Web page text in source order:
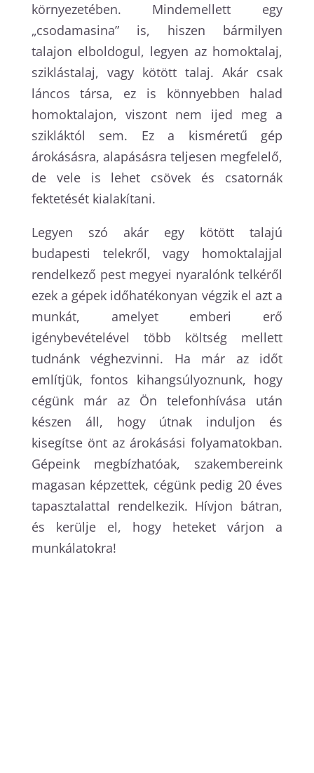
környezetében. Mindemellett egy
„csodamasina” is, hiszen bármilyen
talajon elboldogul, legyen az homoktalaj,
sziklástalaj, vagy kötött talaj. Akár csak
láncos társa, ez is könnyebben halad
homoktalajon, viszont nem ijed meg a
szikláktól sem. Ez a kisméretű gép
árokásásra, alapásásra teljesen megfelelő,
de vele is lehet csövek és csatornák
fektetését kialakítani.
Legyen szó akár egy kötött talajú
budapesti telekről, vagy homoktalajjal
rendelkező pest megyei nyaralónk telkéről
ezek a gépek időhatékonyan végzik el azt a
munkát, amelyet emberi erő
igénybevételével több költség mellett
tudnánk véghezvinni. Ha már az időt
említjük, fontos kihangsúlyoznunk, hogy
cégünk már az Ön telefonhívása után
készen áll, hogy útnak induljon és
kisegítse önt az árokásási folyamatokban.
Gépeink megbízhatóak, szakembereink
magasan képzettek, cégünk pedig 20 éves
tapasztalattal rendelkezik. Hívjon bátran,
és kerülje el, hogy heteket várjon a
munkálatokra!